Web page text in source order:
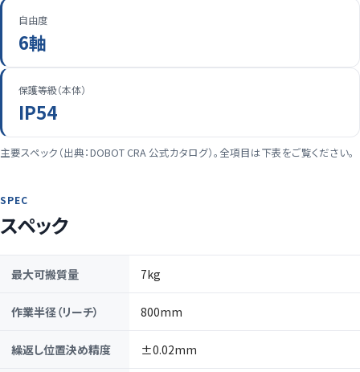
自由度
6軸
保護等級（本体）
IP54
主要スペック（出典：DOBOT CRA 公式カタログ）。全項目は下表をご覧ください。
SPEC
スペック
最大可搬質量 7kg
作業半径（リーチ） 800mm
繰返し位置決め精度 ±0.02mm